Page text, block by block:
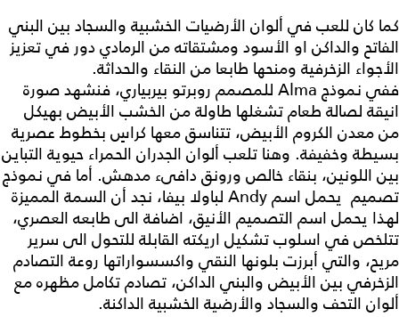
كما كان للعب في ألوان الأرضيات الخشبية والسجاد بين البني
الفاتح والداكن او الأسود ومشتقاته من الرمادي دور في تعزيز
الأجواء الزخرفية ومنحها طابعا من النقاء والحداثة.
ففي نموذج Alma للمصمم روبرتو بيربياري، فنشهد صورة
انيقة لصالة طعام تشغلها طاولة من الخشب الأبيض بهيكل
من معدن الكروم الأبيض، تتناسق معها كراسٍ بخطوط عصرية
بسيطة وخفيفة. وهنا تلعب ألوان الجدران الحمراء حيوية التباين
بين اللونين، بنقاء خالص ورونق دافىء مدهش. أما في نموذج
تصميم يحمل اسم Andy لباولا بيفا، نجد أن السمة المميزة
لهذا يحمل اسم التصميم الأنيق، اضافة الى طابعه العصري،
تتلخص في اسلوب تشكيل اريكته القابلة للتحول الى سرير
مريح، والتي أبرزت بلونها النقي واكسسواراتها روعة التصادم
الزخرفي بين الأبيض والبني الداكن، تصادم تكامل مظهره مع
ألوان التحف والسجاد والأرضية الخشبية الداكنة.